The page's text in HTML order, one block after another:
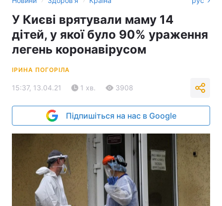
У Києві врятували маму 14
дітей, у якої було 90% ураження
легень коронавірусом
ІРИНА ПОГОРІЛА
15:37, 13.04.21 1 хв. 3908
Підпишіться на нас в Google